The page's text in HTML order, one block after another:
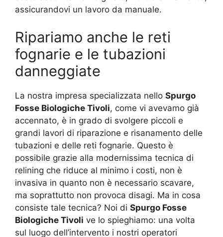
assicurandovi un lavoro da manuale.
Ripariamo anche le reti
fognarie e le tubazioni
danneggiate
La nostra impresa specializzata nello Spurgo
Fosse Biologiche Tivoli, come vi avevamo già
accennato, è in grado di svolgere piccoli e
grandi lavori di riparazione e risanamento delle
tubazioni e delle reti fognarie. Questo è
possibile grazie alla modernissima tecnica di
relining che riduce al minimo i costi, non è
invasiva in quanto non è necessario scavare,
ma soprattutto non provoca disagi. Ma in cosa
consiste tale tecnica? Noi di Spurgo Fosse
Biologiche Tivoli ve lo spieghiamo: una volta
sul luogo dell’intervento i nostri operatori